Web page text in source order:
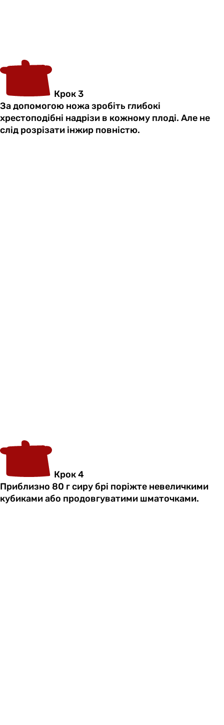
Крок 3
За допомогою ножа зробіть глибокі
хрестоподібні надрізи в кожному плоді. Але не
слід розрізати інжир повністю.
Крок 4
Приблизно 80 г сиру брі поріжте невеличкими
кубиками або продовгуватими шматочками.